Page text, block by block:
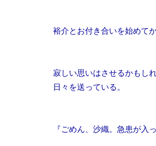
裕介とお付き合いを始めて
寂しい思いはさせるかもし
日々を送っている。
『ごめん、沙織。急患が入